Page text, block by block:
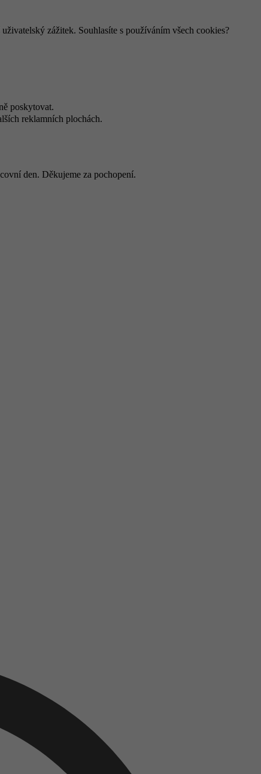
zážitek. Souhlasíte s používáním všech cookies?
poskytovat.
reklamních plochách.
den. Děkujeme za pochopení.